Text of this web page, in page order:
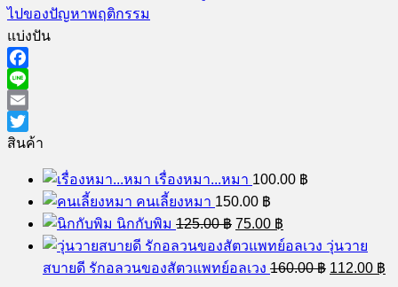
แบ่งปัน
Facebook
Line
Email
Twitter
สินค้า
คนเลี้ยงหมา
150.00฿
นิกกับพิม 125.00 ฿Original
price
was:
125.00 ฿.
75.00
75.00 ฿.
สบายดี รักอลวนของสัตวแพทย์อลเวง 160.00 ฿
Original
price
was:
112.00
คำอธิบาย